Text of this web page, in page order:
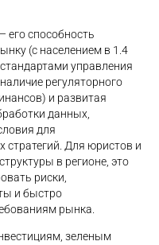
его способность
(с населением в 1.4
управления
регуляторного
и развитая
данных,
для
Для юристов и
в регионе, это
риски,
и быстро
рынка.
зеленым